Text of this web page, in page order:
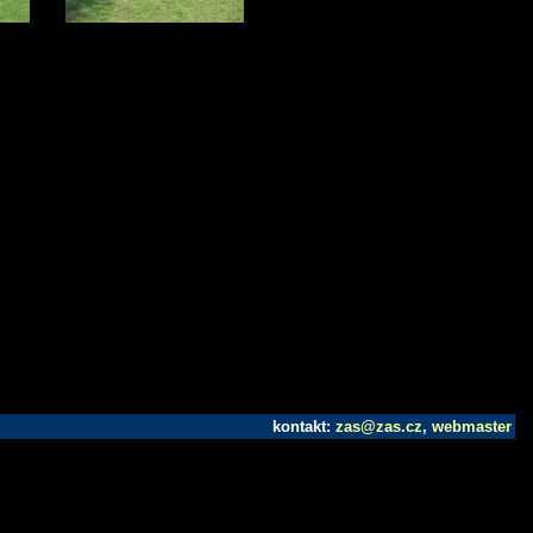
kontakt: zas@zas.cz, webmaster